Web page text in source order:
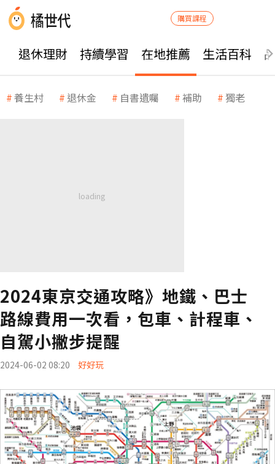
購買課程
退休理財 持續學習 在地推薦 生活百科
養生村 退休金 自書遺囑 補助 獨老
2024東京交通攻略》地鐵、巴士
路線費用一次看，包車、計程車、
自駕小撇步提醒
2024-06-02 08:20 好好玩